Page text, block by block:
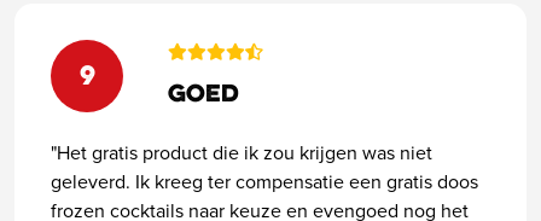
9
Goed
"Het gratis product die ik zou krijgen was niet
geleverd. Ik kreeg ter compensatie een gratis doos
frozen cocktails naar keuze en evengoed nog het